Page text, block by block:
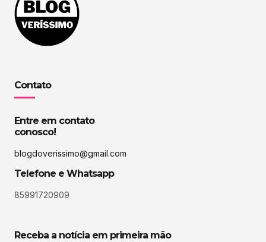
Contato
Entre em contato
conosco!
blogdoverissimo@gmail.com
Telefone e Whatsapp
85991720909
Receba a notícia em primeira mão